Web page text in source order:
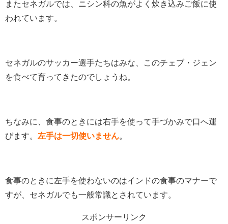
またセネガルでは、ニシン科の魚がよく炊き込みご飯に使
われています。
セネガルのサッカー選手たちはみな、このチェブ・ジェン
を食べて育ってきたのでしょうね。
ちなみに、食事のときには右手を使って手づかみで口へ運
びます。 左手は一切使いません。
食事のときに左手を使わないのはインドの食事のマナーで
すが、セネガルでも一般常識とされています。
スポンサーリンク